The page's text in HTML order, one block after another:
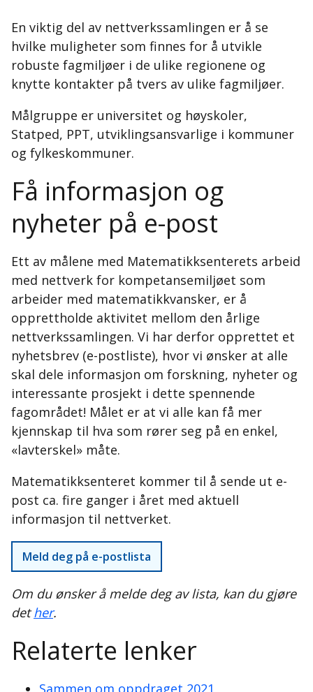
En viktig del av nettverkssamlingen er å se
hvilke muligheter som finnes for å utvikle
robuste fagmiljøer i de ulike regionene og
knytte kontakter på tvers av ulike fagmiljøer.
Målgruppe er universitet og høyskoler,
Statped, PPT, utviklingsansvarlige i kommuner
og fylkeskommuner.
Få informasjon og
nyheter på e-post
Ett av målene med Matematikksenterets arbeid
med nettverk for kompetansemiljøet som
arbeider med matematikkvansker, er å
opprettholde aktivitet mellom den årlige
nettverkssamlingen. Vi har derfor opprettet et
nyhetsbrev (e-postliste), hvor vi ønsker at alle
skal dele informasjon om forskning, nyheter og
interessante prosjekt i dette spennende
fagområdet! Målet er at vi alle kan få mer
kjennskap til hva som rører seg på en enkel,
«lavterskel» måte.
Matematikksenteret kommer til å sende ut e-
post ca. fire ganger i året med aktuell
informasjon til nettverket.
Meld deg på e-postlista
Om du ønsker å melde deg av lista, kan du gjøre
dether.
Relaterte lenker
Sammen om oppdraget 2021